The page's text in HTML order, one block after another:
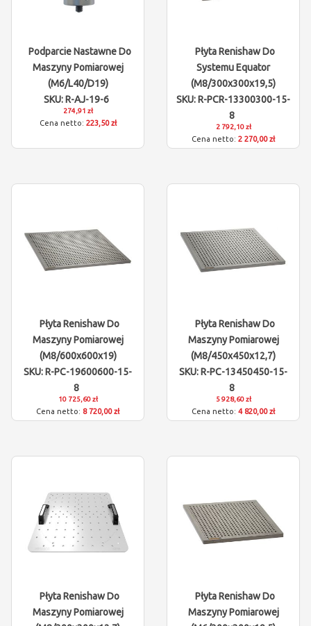
Podparcie Nastawne Do
Maszyny Pomiarowej
(M6/L40/D19)
SKU: R-AJ-19-6
274,91 zł
223,50 zł
Płyta Renishaw Do
Systemu Equator
(M8/300x300x19,5)
SKU: R-PCR-13300300-15-
8
2 792,10 zł
2 270,00 zł
Płyta Renishaw Do
Maszyny Pomiarowej
(M8/600x600x19)
SKU: R-PC-19600600-15-
8
10 725,60 zł
8 720,00 zł
Płyta Renishaw Do
Maszyny Pomiarowej
(M8/450x450x12,7)
SKU: R-PC-13450450-15-
8
5 928,60 zł
4 820,00 zł
Płyta Renishaw Do
Maszyny Pomiarowej
Płyta Renishaw Do
Maszyny Pomiarowej